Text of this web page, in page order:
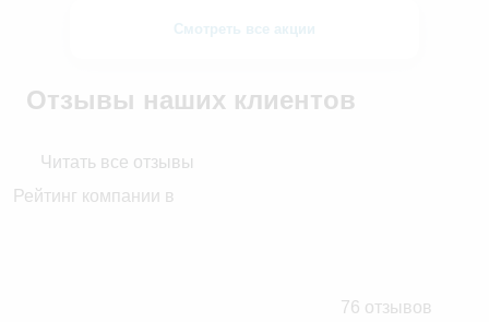
Смотреть все акции
Отзывы наших клиентов
Читать все отзывы
Рейтинг компании в
76 отзывов